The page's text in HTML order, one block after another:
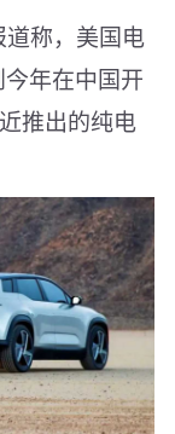
道称，美国电
年在中国开
推出的纯电